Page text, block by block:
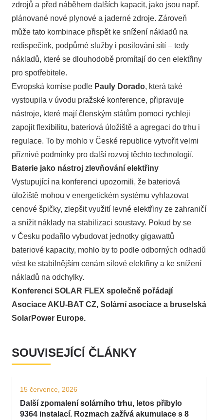
zdrojů a před náběhem dalších kapacit, jako jsou např.
plánované nové plynové a jaderné zdroje. Zároveň
může tato kombinace přispět ke snížení nákladů na
redispečink, podpůrné služby i posilování sítí – tedy
nákladů, které se dlouhodobě promítají do cen elektřiny
pro spotřebitele.
Evropská komise podle Pauly Dorado, která také
vystoupila v úvodu pražské konference, připravuje
nástroje, které mají členským státům pomoci rychleji
zapojit flexibilitu, bateriová úložiště a agregaci do trhu i
regulace. To by mohlo v České republice vytvořit velmi
příznivé podmínky pro další rozvoj těchto technologií.
Baterie jako nástroj zlevňování elektřiny
Vystupující na konferenci upozornili, že bateriová
úložiště mohou v energetickém systému vyhlazovat
cenové špičky, zlepšit využití levné elektřiny ze zahraničí
a snížit náklady na stabilizaci soustavy. Pokud by se
v Česku podařilo vybudovat jednotky gigawattů
bateriové kapacity, mohlo by to podle odborných odhadů
vést ke stabilnějším cenám silové elektřiny a ke snížení
nákladů na odchylky.
Konferenci SOLAR FLEX společně pořádají
Asociace AKU-BAT CZ, Solární asociace a bruselská
SolarPower Europe.
SOUVISEJÍCÍ ČLÁNKY
15 července, 2026
Další zpomalení solárního trhu, letos přibylo
9364 instalací. Rozmach zažívá akumulace s 8